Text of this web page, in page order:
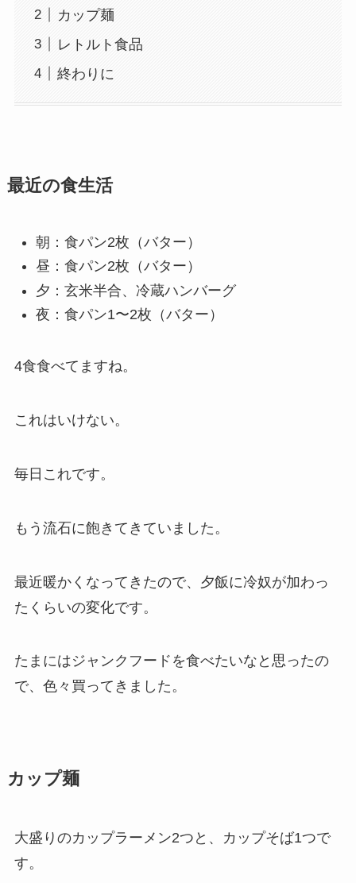
カップ麺
レトルト食品
終わりに
最近の食生活
朝：食パン2枚（バター）
昼：食パン2枚（バター）
夕：玄米半合、冷蔵ハンバーグ
夜：食パン1〜2枚（バター）
4食食べてますね。
これはいけない。
毎日これです。
もう流石に飽きてきていました。
最近暖かくなってきたので、夕飯に冷奴が加わっ
たくらいの変化です。
たまにはジャンクフードを食べたいなと思ったの
で、色々買ってきました。
カップ麺
大盛りのカップラーメン2つと、カップそば1つで
す。